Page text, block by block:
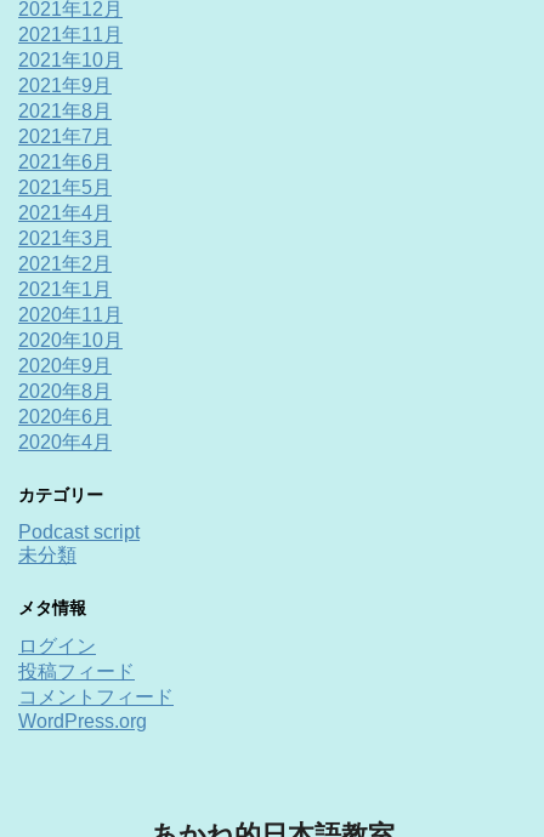
2021年12月
2021年11月
2021年10月
2021年9月
2021年8月
2021年7月
2021年6月
2021年5月
2021年4月
2021年3月
2021年2月
2021年1月
2020年11月
2020年10月
2020年9月
2020年8月
2020年6月
2020年4月
カテゴリー
Podcast script
未分類
メタ情報
ログイン
投稿フィード
コメントフィード
WordPress.org